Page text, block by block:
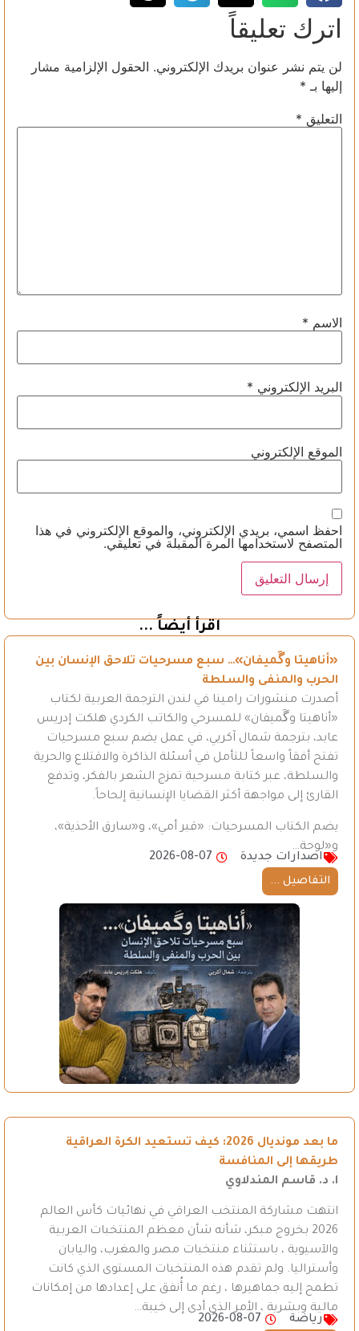
اترك تعليقاً
لن يتم نشر عنوان بريدك الإلكتروني. الحقول الإلزامية مشار
إليها بـ *
التعليق *
الاسم *
البريد الإلكتروني *
الموقع الإلكتروني
احفظ اسمي، بريدي الإلكتروني، والموقع الإلكتروني في هذا
المتصفح لاستخدامها المرة المقبلة في تعليقي.
اقرأ أيضاً ...
«أناهيتا وگَميفان»… سبع مسرحيات تلاحق الإنسان بين
الحرب والمنفى والسلطة
أصدرت منشورات رامينا في لندن الترجمة العربية لكتاب
«أناهيتا وگَميفان» للمسرحي والكاتب الكردي هلكت إدريس
عابد، بترجمة شمال آكريي، في عمل يضم سبع مسرحيات
تفتح أفقاً واسعاً للتأمل في أسئلة الذاكرة والاقتلاع والحرية
والسلطة، عبر كتابة مسرحية تمزج الشعر بالفكر، وتدفع
القارئ إلى مواجهة أكثر القضايا الإنسانية إلحاحاً.
يضم الكتاب المسرحيات: «قبر أمي»، و«سارق الأحذية»،
و«لوحة…
اصدارات جديدة
2026-08-07
التفاصيل ...
ما بعد مونديال 2026: كيف تستعيد الكرة العراقية
طريقها إلى المنافسة
ا. د. قاسم المندلاوي
انتهت مشاركة المنتخب العراقي في نهائيات كأس العالم
2026 بخروج مبكر، شأنه شأن معظم المنتخبات العربية
والآسيوية ، باستثناء منتخبات مصر والمغرب، واليابان
وأستراليا. ولم تقدم هذه المنتخبات المستوى الذي كانت
تطمح إليه جماهيرها ، رغم ما أُنفق على إعدادها من إمكانات
مالية وبشرية ، الأمر الذي أدى إلى خيبة…
رياضة
2026-08-07